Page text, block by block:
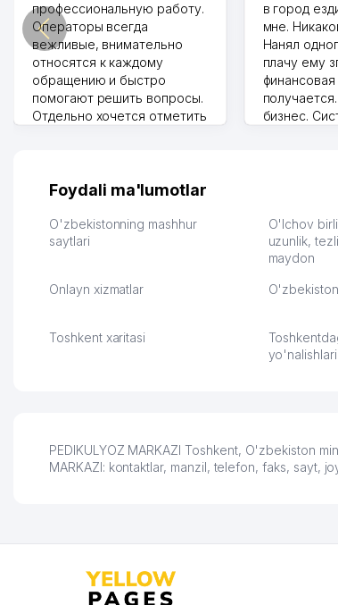
профессиональную работу.
Операторы всегда
вежливые, внимательно
относятся к каждому
обращению и быстро
помогают решить вопросы.
Отдельно хочется отметить
их работе значительно
обслуживания клиентов.
Рекомендую этот колл-
Vip Brand 31.07.2026 11:43:39
в город
мне.
Нанял
плачу ему
бизнес.
тут у нас
Выгодное
спокойное.
Foydali ma'lumotlar
O'zbekistonning mashhur
saytlari
O'lchov
uzunlik,
maydon
Onlayn xizmatlar
Toshkent xaritasi
yo'nalishlari
PEDIKULYOZ MARKAZI Toshkent, O'zbekiston
MARKAZI: kontaktlar, manzil, telefon, faks, sayt,